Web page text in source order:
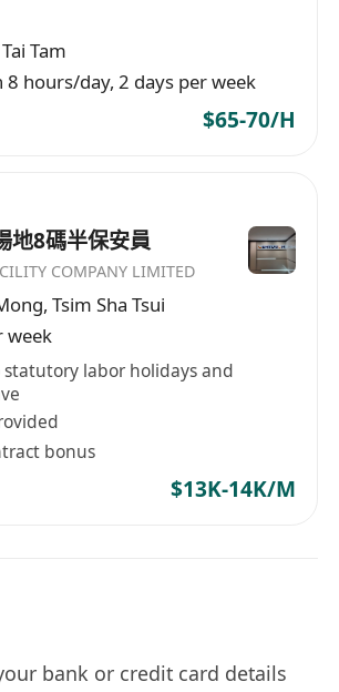
Tai Tam
8 hours/day, 2 days per week
$65-70/H
地8碼半保安員
COMPANY LIMITED
, Tsim Sha Tsui
week
labor holidays and
bonus
$13K-14K/M
bank or credit card details